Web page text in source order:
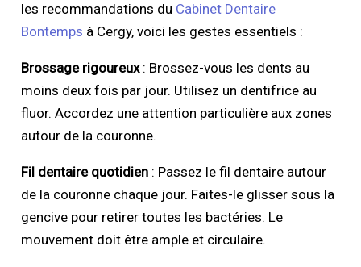
les recommandations du Cabinet Dentaire
Bontemps à Cergy, voici les gestes essentiels :
Brossage rigoureux: Brossez-vous les dents au
moins deux fois par jour. Utilisez un dentifrice au
fluor. Accordez une attention particulière aux zones
autour de la couronne.
Fil dentaire quotidien : Passez le fil dentaire autour
de la couronne chaque jour. Faites-le glisser sous la
gencive pour retirer toutes les bactéries. Le
mouvement doit être ample et circulaire.